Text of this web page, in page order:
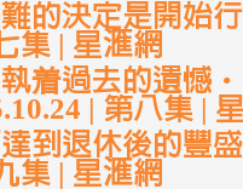
的決定是開始
集 | 星滙網
着過去的遺憾
| 第八集 |
到退休後的豐
集 | 星滙網